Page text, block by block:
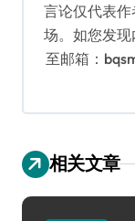
言论仅代表
场。如您发
至邮箱：
相关文章